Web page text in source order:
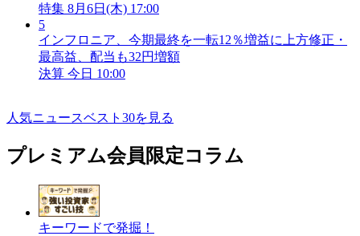
特集 8月6日(木) 17:00
5
インフロニア、今期最終を一転12％増益に上方修正・
最高益、配当も32円増額
決算 今日 10:00
人気ニュースベスト30を見る
プレミアム会員限定コラム
キーワードで発掘！